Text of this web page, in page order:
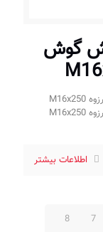
گوش
اندازه و نقشه پیچ سر شش گوش گرید ۸٫۸ نیم رزوه M16x250
اندازه و نقشه پیچ سر شش گوش گرید ۸٫۸ نیم رزوه M16x250
اطلاعات بیشتر
7
8